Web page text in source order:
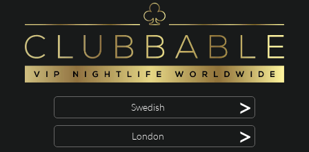
Swedish >
London >